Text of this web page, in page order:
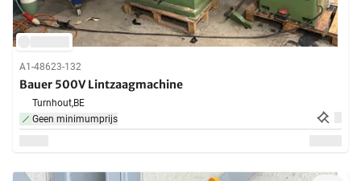
A1-48623-132
Bauer 500V Lintzaagmachine
Turnhout,BE
Geen minimumprijs